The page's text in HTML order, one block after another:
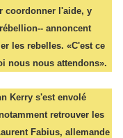
coordonner l'aide, y
annoncent
les rebelles. «C'est ce
nous nous attendons».
Kerry s'est envolé
retrouver les
Fabius, allemande